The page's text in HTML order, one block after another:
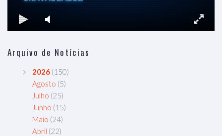
Arquivo de Notícias
2026 (150)
Agosto (5)
Julho (25)
Junho (15)
Maio (24)
Abril (22)